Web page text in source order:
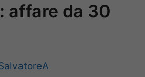
affare da 30